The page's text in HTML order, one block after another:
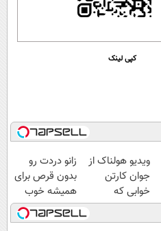
کپی لینک
ویدیو هولناک از
جوان کارتن
خوابی که
میلیاردر شد.
آموزش رایگان
زانو دردت رو
بدون قرص برای
همیشه خوب
کن! (قدم اول،
پرسش‌نامه)